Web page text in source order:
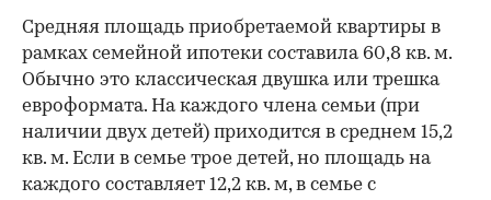
Средняя площадь приобретаемой квартиры в
рамках семейной ипотеки составила 60,8 кв. м.
Обычно это классическая двушка или трешка
евроформата. На каждого члена семьи (при
наличии двух детей) приходится в среднем 15,2
кв. м. Если в семье трое детей, но площадь на
каждого составляет 12,2 кв. м, в семье с